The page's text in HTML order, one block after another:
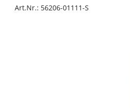
Art.Nr.: 56206-01111-S